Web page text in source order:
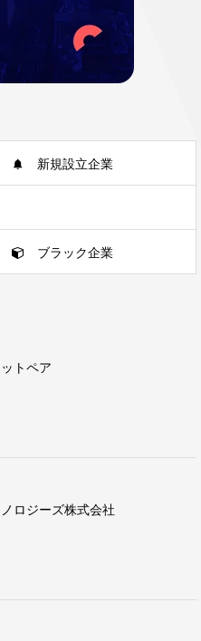
新規設立企業
ブラック企業
トペア
ロジーズ株式会社